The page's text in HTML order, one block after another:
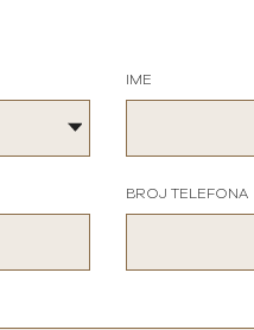
IME
BROJ TELEFONA